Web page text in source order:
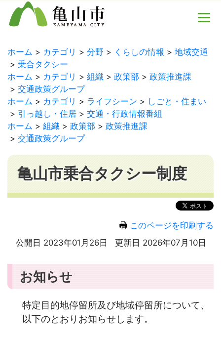
ホーム カテゴリ 分野 くらしの情報
地域交通
乗合タクシー
ホーム
カテゴリ 組織 政策部
政策推進課
交通政策グループ
ホーム
カテゴリ ライフシーン
しごと・住まい
引っ越し・住居
交通・行政情報番組
ホーム
組織 政策部
政策推進課
交通政策グループ
亀山市乗合タクシー制度
このページを印刷する
公開日 2023年01月26日
更新日 2026年07月10日
お知らせ
特定目的地停留所及び地域停留所について、
以下のとおりお知らせします。